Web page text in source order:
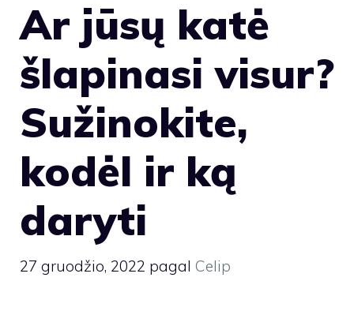
Ar jūsų katė
šlapinasi visur?
Sužinokite,
kodėl ir ką
daryti
27 gruodžio, 2022 pagal Celip